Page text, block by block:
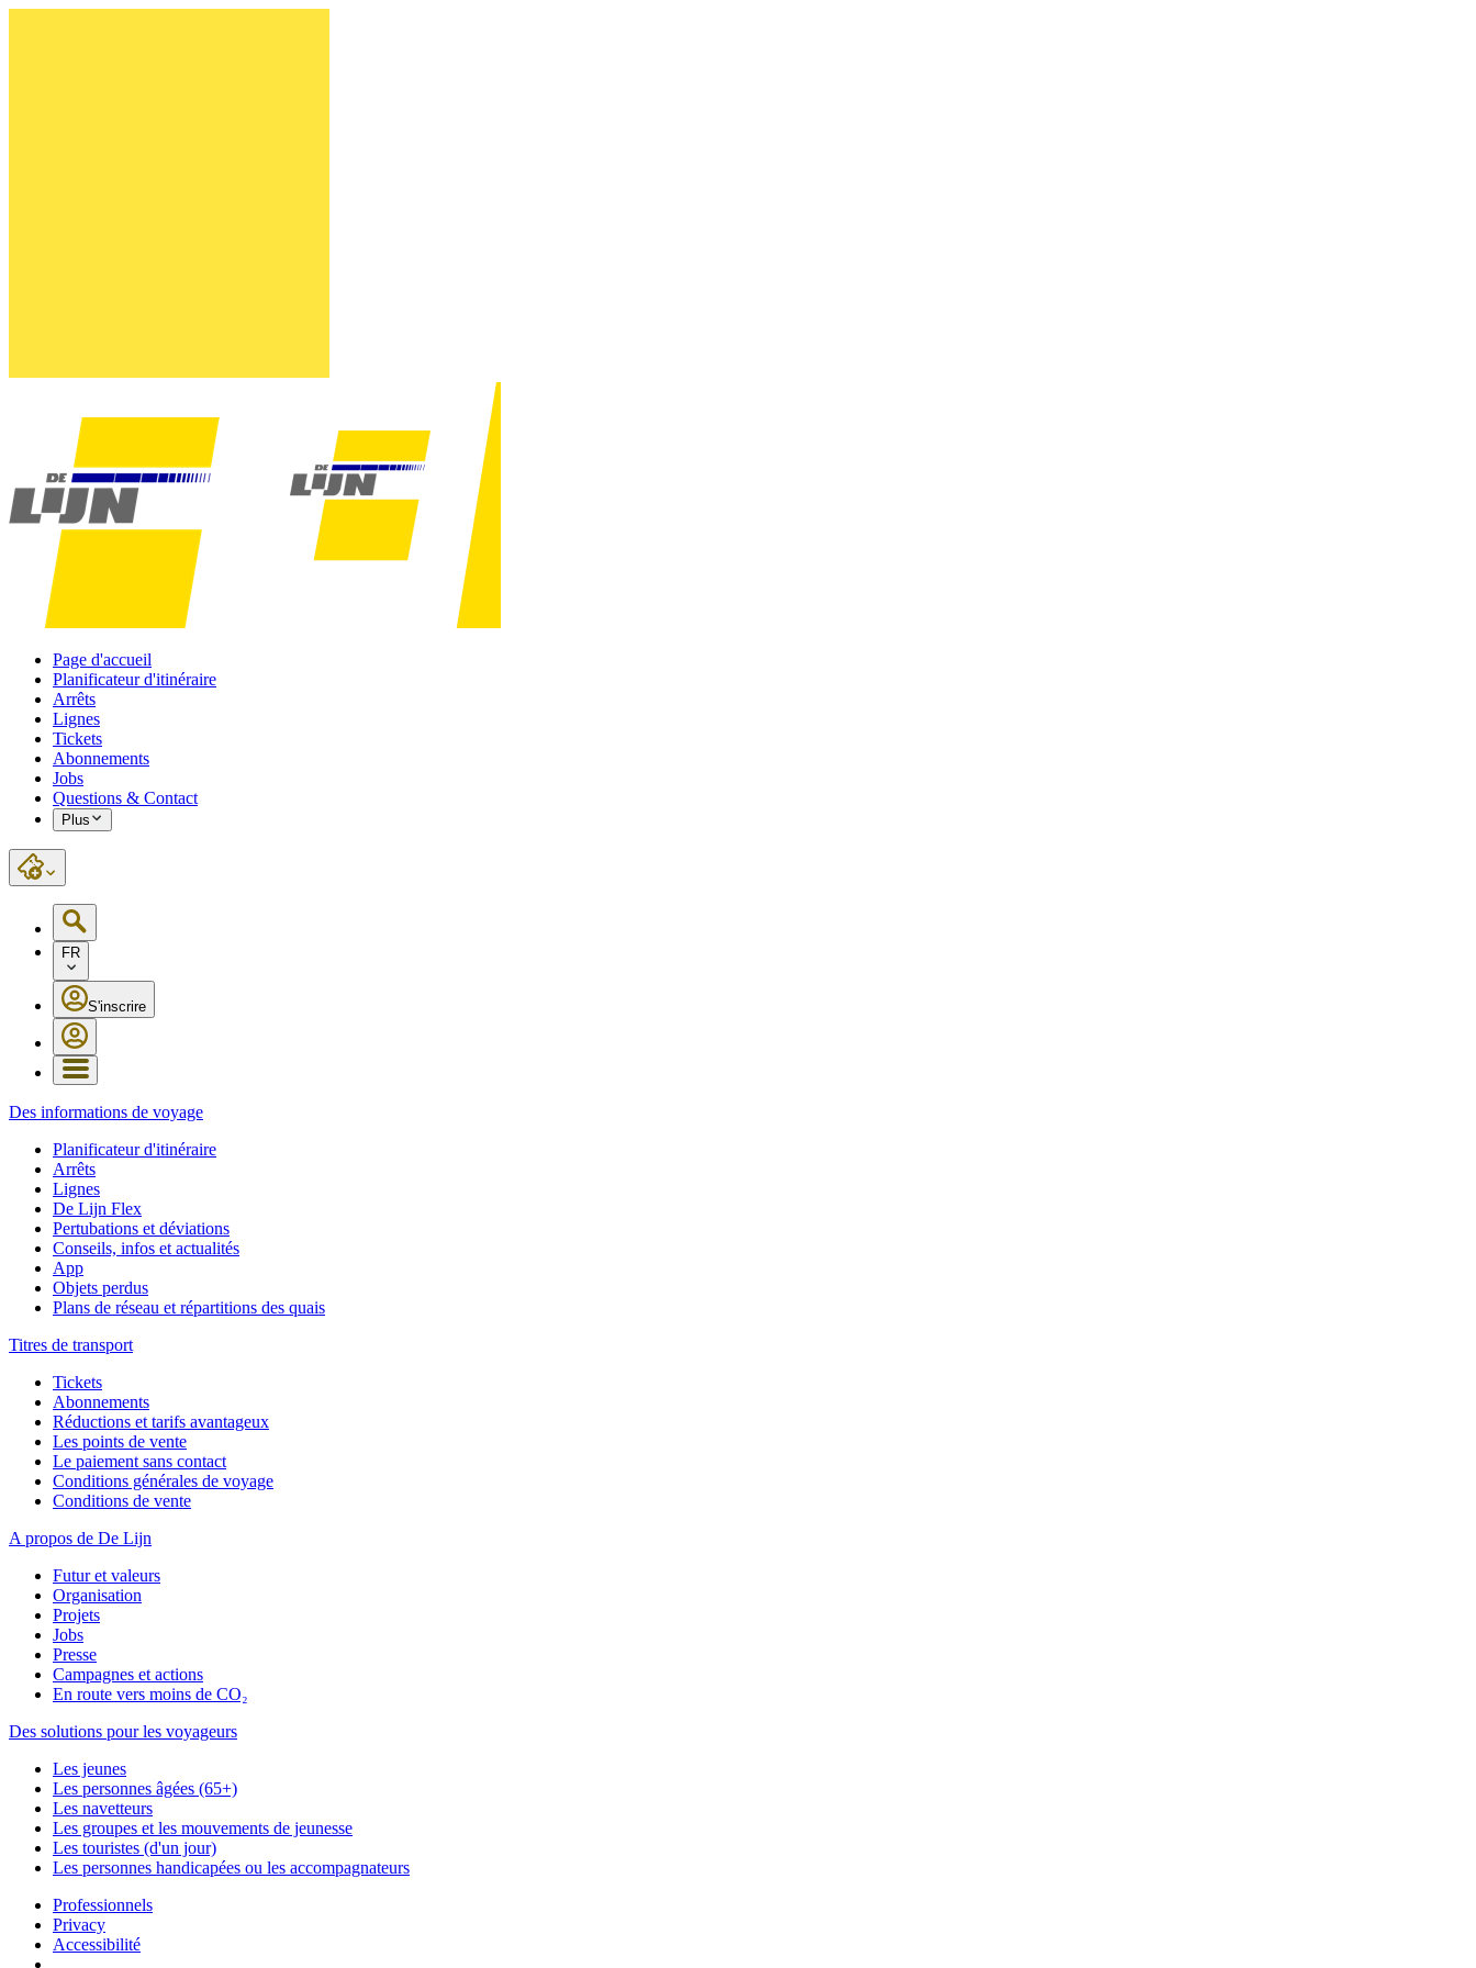
Page d'accueil
Planificateur d'itinéraire
Arrêts
Lignes
Tickets
Abonnements
Jobs
Questions & Contact
Plus
FR
S'inscrire
Des informations de voyage
Planificateur d'itinéraire
Arrêts
Lignes
De Lijn Flex
Pertubations et déviations
Conseils, infos et actualités
App
Objets perdus
Plans de réseau et répartitions des quais
Titres de transport
Tickets
Abonnements
Réductions et tarifs avantageux
Les points de vente
Le paiement sans contact
Conditions générales de voyage
Conditions de vente
A propos de De Lijn
Futur et valeurs
Organisation
Projets
Jobs
Presse
Campagnes et actions
En route vers moins de CO₂
Des solutions pour les voyageurs
Les jeunes
Les personnes âgées (65+)
Les navetteurs
Les groupes et les mouvements de jeunesse
Les touristes (d'un jour)
Les personnes handicapées ou les accompagnateurs
Professionnels
Privacy
Accessibilité